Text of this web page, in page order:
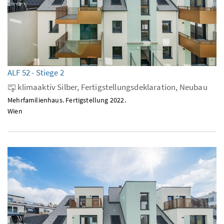
ALF 52 - Stiege 2
klimaaktiv Silber, Fertigstellungsdeklaration, Neubau
Mehrfamilienhaus. Fertigstellung 2022.
Wien